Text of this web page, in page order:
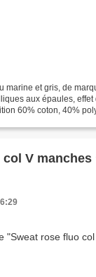
marine et gris, de
aux épaules,
60% coton, 40%
V